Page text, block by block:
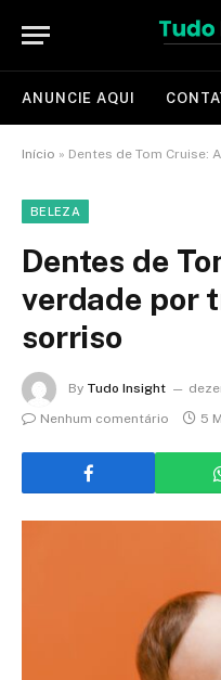
ANUNCIE AQUI
Início » Dentes de Tom Cruise:
BELEZA
Dentes de
verdade por
sorriso
By Tudo Insight
Nenhum comentário
5